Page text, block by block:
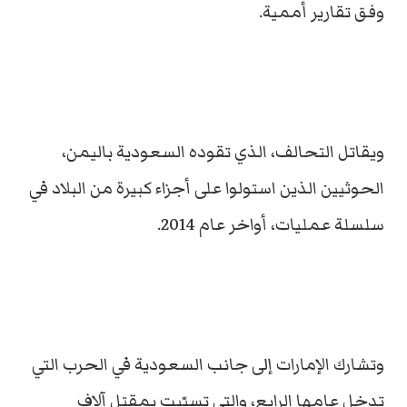
وفق تقارير أممية.
ويقاتل التحالف، الذي تقوده السعودية باليمن،
الحوثيين الذين استولوا على أجزاء كبيرة من البلاد في
سلسلة عمليات، أواخر عام 2014.
وتشارك الإمارات إلى جانب السعودية في الحرب التي
تدخل عامها الرابع، والتي تسبّبت بمقتل آلاف